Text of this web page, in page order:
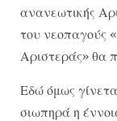
ανανεωτικής
του νεοπαγούς
Αριστεράς» θα
Εδώ όμως
σιωπηρά η